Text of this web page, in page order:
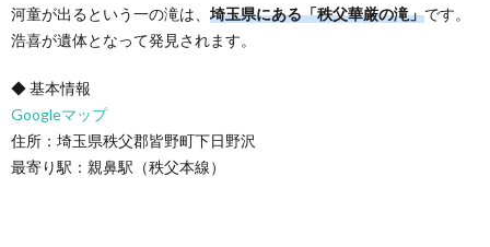
河童が出るという一の滝は、 埼玉県にある「秩父華厳の滝」です。
浩喜が遺体となって発見されます。
◆ 基本情報
Googleマップ
住所：埼玉県秩父郡皆野町下日野沢
最寄り駅：親鼻駅（秩父本線）